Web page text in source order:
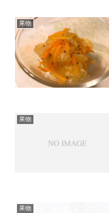
果物
果物
果物